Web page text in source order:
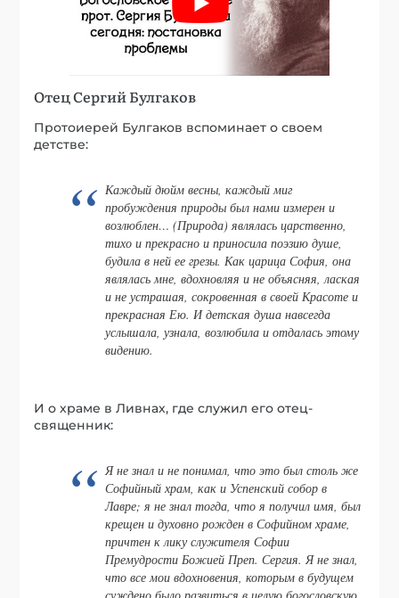
Отец Сергий Булгаков
Протоиерей Булгаков вспоминает о своем
детстве:
Каждый дюйм весны, каждый миг
пробуждения природы был нами измерен и
возлюблен… (Природа) являлась царственно,
тихо и прекрасно и приносила поэзию душе,
будила в ней ее грезы. Как царица София, она
являлась мне, вдохновляя и не объясняя, лаская
и не устрашая, сокровенная в своей Красоте и
прекрасная Ею. И детская душа навсегда
услышала, узнала, возлюбила и отдалась этому
видению.
И о храме в Ливнах, где служил его отец-
священник:
Я не знал и не понимал, что это был столь же
Софийный храм, как и Успенский собор в
Лавре; я не знал тогда, что я получил имя, был
крещен и духовно рожден в Софийном храме,
причтен к лику служителя Софии
Премудрости Божией Преп. Сергия. Я не знал,
что все мои вдохновения, которым в будущем